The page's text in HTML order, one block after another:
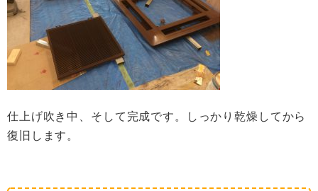
仕上げ吹き中、そして完成です。しっかり乾燥してから
復旧します。